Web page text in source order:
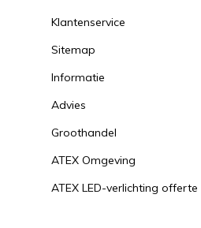
Klantenservice
Sitemap
Informatie
Advies
Groothandel
ATEX Omgeving
ATEX LED-verlichting offerte